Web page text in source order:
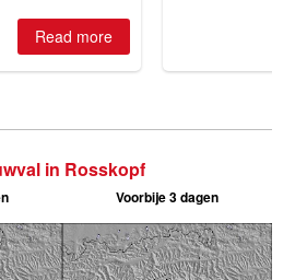
in Rosskopf
Voorbije 3 dagen